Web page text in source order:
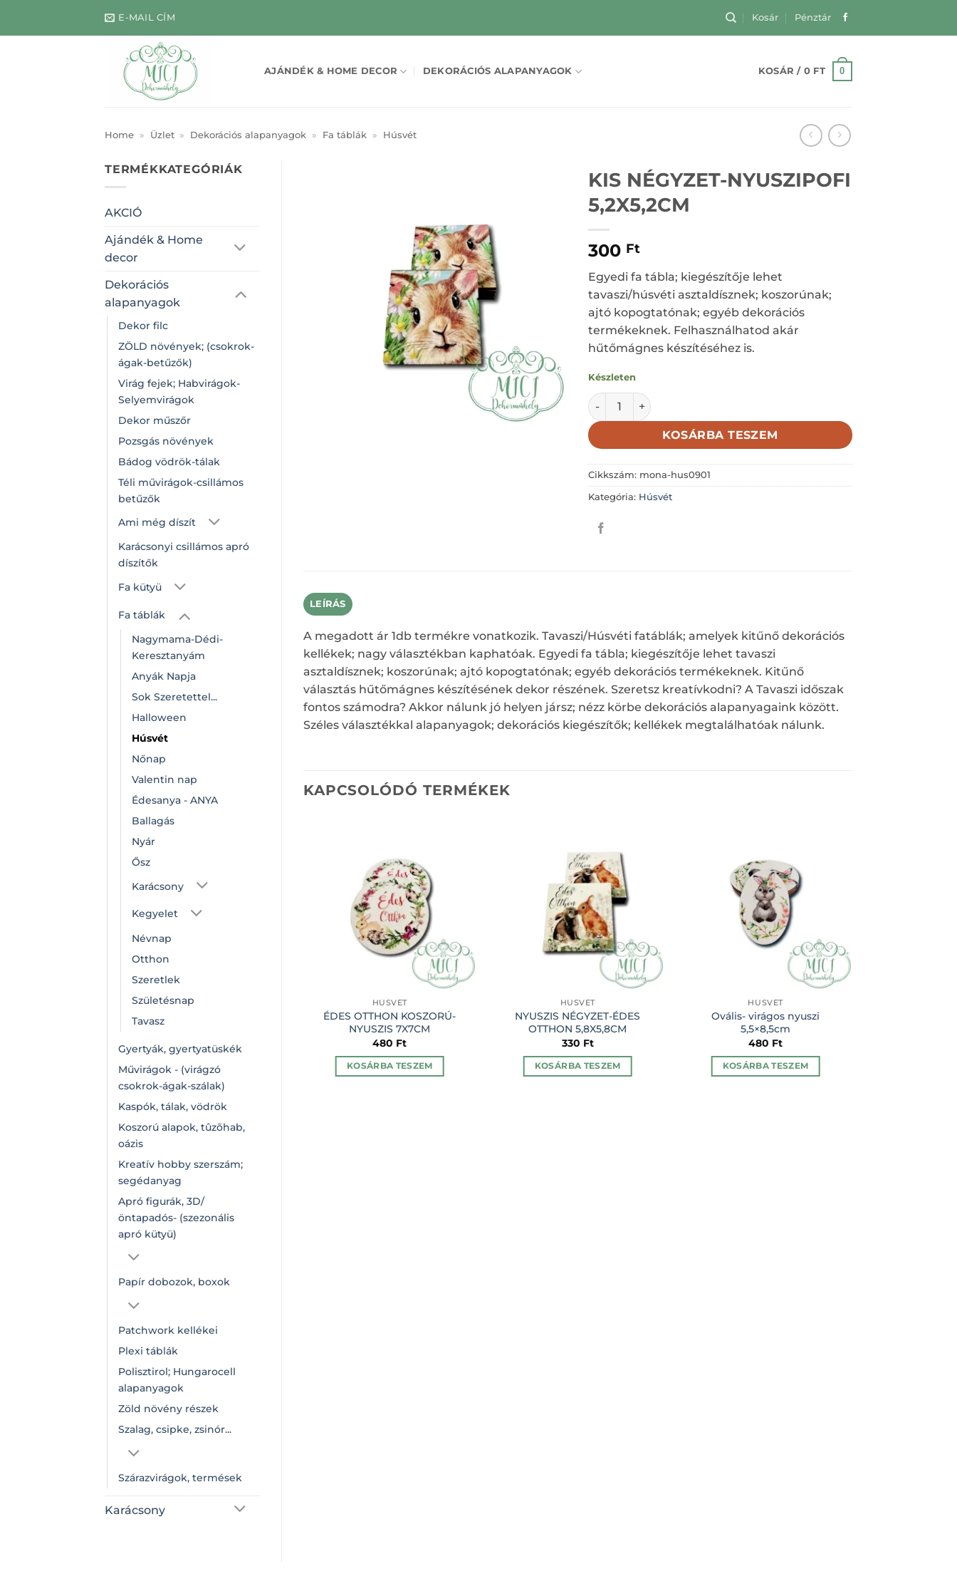
E-MAIL CÍM Kosár Pénztár
AJÁNDÉK & HOME DECOR DEKORÁCIÓS ALAPANYAGOK KOSÁR / 0 FT 0
Home » Üzlet » Dekorációs alapanyagok » Fa táblák » Húsvét
TERMÉKKATEGÓRIÁK
AKCIÓ
Ajándék & Home
decor
Dekorációs
alapanyagok
Dekor filc
ZÖLD növények; (csokrok-
ágak-betűzők)
Virág fejek; Habvirágok-
Selyemvirágok
Dekor műszőr
Pozsgás növények
Bádog vödrök-tálak
Téli művirágok-csillámos
betűzők
Ami még díszít
Karácsonyi csillámos apró
díszítők
Fa kütyü
Fa táblák
Nagymama-Dédi-
Keresztanyám
Anyák Napja
Sok Szeretettel...
Halloween
Húsvét
Nőnap
Valentin nap
Édesanya - ANYA
Ballagás
Nyár
Ősz
Karácsony
Kegyelet
Névnap
Otthon
Szeretlek
Születésnap
Tavasz
Gyertyák, gyertyatüskék
Művirágok - (virágzó
csokrok-ágak-szálak)
Kaspók, tálak, vödrök
Koszorú alapok, tûzõhab,
oázis
Kreatív hobby szerszám;
segédanyag
Apró figurák, 3D/
öntapadós- (szezonális
apró kütyü)
Papír dobozok, boxok
Patchwork kellékei
Plexi táblák
Polisztirol; Hungarocell
alapanyagok
Zöld növény részek
Szalag, csipke, zsinór...
Szárazvirágok, termések
Karácsony
KIS NÉGYZET-NYUSZIPOFI
5,2X5,2CM
300 Ft
Egyedi fa tábla; kiegészítője lehet
tavaszi/húsvéti asztaldísznek; koszorúnak;
ajtó kopogtatónak; egyéb dekorációs
termékeknek. Felhasználhatod akár
hűtőmágnes készítéséhez is.
Készleten
KIS NÉGYZET-NYUSZIPOFI 5,2X5,2CM mennyiség
KOSÁRBA TESZEM
Cikkszám: mona-hus0901
Kategória: Húsvét
LEÍRÁS
A megadott ár 1db termékre vonatkozik. Tavaszi/Húsvéti fatáblák; amelyek kitűnő dekorációs
kellékek; nagy választékban kaphatóak. Egyedi fa tábla; kiegészítője lehet tavaszi
asztaldísznek; koszorúnak; ajtó kopogtatónak; egyéb dekorációs termékeknek. Kitűnő
választás hűtőmágnes készítésének dekor részének. Szeretsz kreatívkodni? A Tavaszi időszak
fontos számodra? Akkor nálunk jó helyen jársz; nézz körbe dekorációs alapanyagaink között.
Széles választékkal alapanyagok; dekorációs kiegészítők; kellékek megtalálhatóak nálunk.
KAPCSOLÓDÓ TERMÉKEK
HÚSVÉT
ÉDES OTTHON KOSZORÚ-
NYUSZIS 7X7CM
480 Ft
KOSÁRBA TESZEM
HÚSVÉT
NYUSZIS NÉGYZET-ÉDES
OTTHON 5,8X5,8CM
330 Ft
KOSÁRBA TESZEM
HÚSVÉT
Ovális- virágos nyuszi
5,5×8,5cm
480 Ft
KOSÁRBA TESZEM